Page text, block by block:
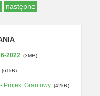
następne
2022 (3MB)
(61kB)
Projekt Grantowy (42kB)